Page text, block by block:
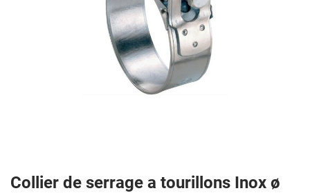
Collier de serrage a tourillons Inox ø